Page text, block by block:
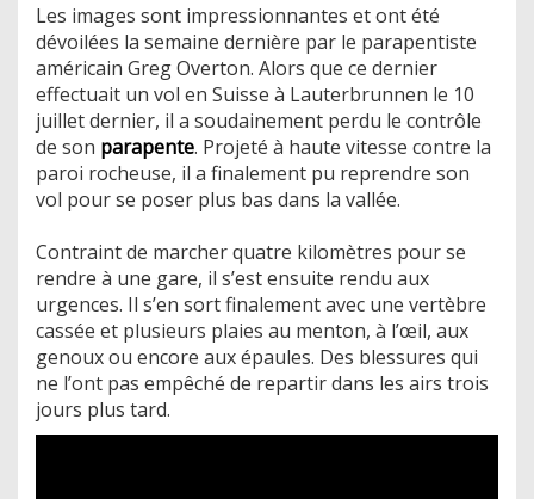
Les images sont impressionnantes et ont été
dévoilées la semaine dernière par le parapentiste
américain Greg Overton. Alors que ce dernier
effectuait un vol en Suisse à Lauterbrunnen le 10
juillet dernier, il a soudainement perdu le contrôle
de son parapente. Projeté à haute vitesse contre la
paroi rocheuse, il a finalement pu reprendre son
vol pour se poser plus bas dans la vallée.
Contraint de marcher quatre kilomètres pour se
rendre à une gare, il s’est ensuite rendu aux
urgences. Il s’en sort finalement avec une vertèbre
cassée et plusieurs plaies au menton, à l’œil, aux
genoux ou encore aux épaules. Des blessures qui
ne l’ont pas empêché de repartir dans les airs trois
jours plus tard.